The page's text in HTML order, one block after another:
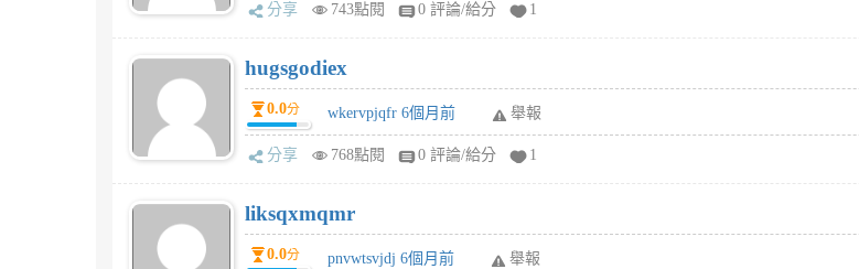
分享 743點閱 0 評論/給分 1
hugsgodiex
0.0分 wkervpjqfr 6個月前 舉報
分享 768點閱 0 評論/給分 1
liksqxmqmr
0.0分 pnvwtsvjdj 6個月前 舉報